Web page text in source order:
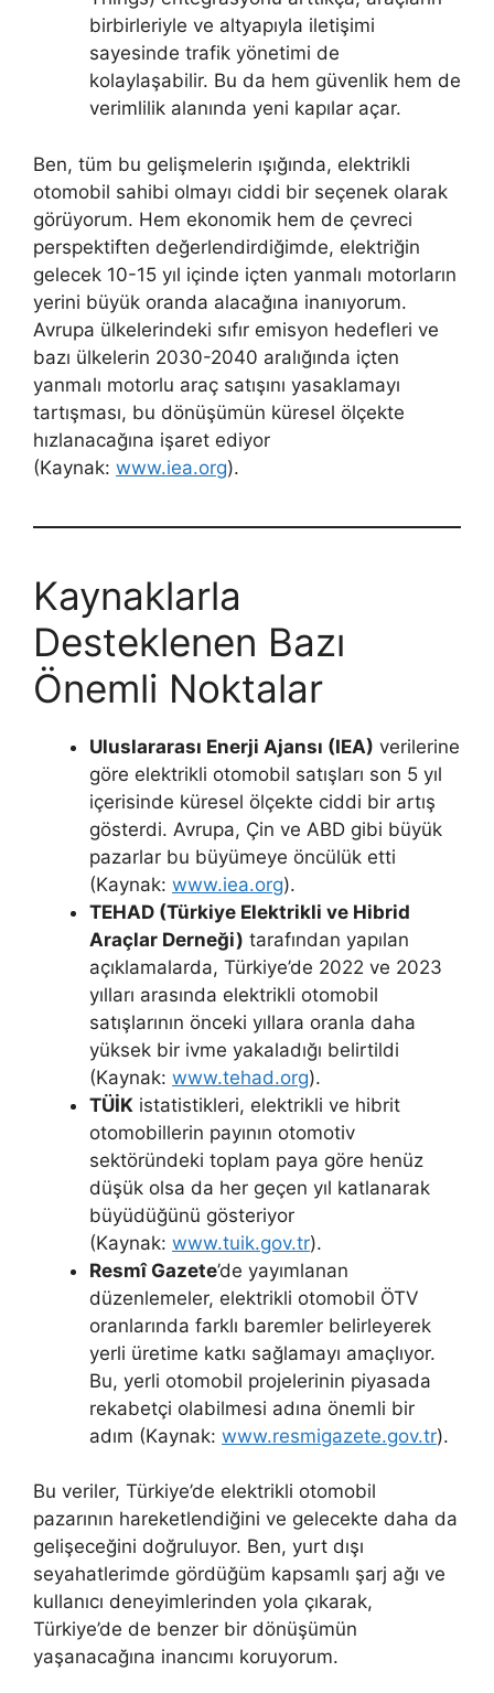
birbirleriyle ve altyapıyla iletişimi
sayesinde trafik yönetimi de
kolaylaşabilir. Bu da hem güvenlik hem de
verimlilik alanında yeni kapılar açar.
Ben, tüm bu gelişmelerin ışığında, elektrikli
otomobil sahibi olmayı ciddi bir seçenek olarak
görüyorum. Hem ekonomik hem de çevreci
perspektiften değerlendirdiğimde, elektriğin
gelecek 10-15 yıl içinde içten yanmalı motorların
yerini büyük oranda alacağına inanıyorum.
Avrupa ülkelerindeki sıfır emisyon hedefleri ve
bazı ülkelerin 2030-2040 aralığında içten
yanmalı motorlu araç satışını yasaklamayı
tartışması, bu dönüşümün küresel ölçekte
hızlanacağına işaret ediyor
(Kaynak: www.iea.org).
Kaynaklarla
Desteklenen Bazı
Önemli Noktalar
Uluslararası Enerji Ajansı (IEA) verilerine
göre elektrikli otomobil satışları son 5 yıl
içerisinde küresel ölçekte ciddi bir artış
gösterdi. Avrupa, Çin ve ABD gibi büyük
pazarlar bu büyümeye öncülük etti
(Kaynak: www.iea.org).
TEHAD (Türkiye Elektrikli ve Hibrid
Araçlar Derneği) tarafından yapılan
açıklamalarda, Türkiye’de 2022 ve 2023
yılları arasında elektrikli otomobil
satışlarının önceki yıllara oranla daha
yüksek bir ivme yakaladığı belirtildi
(Kaynak: www.tehad.org).
TÜİK istatistikleri, elektrikli ve hibrit
otomobillerin payının otomotiv
sektöründeki toplam paya göre henüz
düşük olsa da her geçen yıl katlanarak
büyüdüğünü gösteriyor
(Kaynak: www.tuik.gov.tr).
Resmî Gazete’de yayımlanan
düzenlemeler, elektrikli otomobil ÖTV
oranlarında farklı baremler belirleyerek
yerli üretime katkı sağlamayı amaçlıyor.
Bu, yerli otomobil projelerinin piyasada
rekabetçi olabilmesi adına önemli bir
adım (Kaynak: www.resmigazete.gov.tr).
Bu veriler, Türkiye’de elektrikli otomobil
pazarının hareketlendiğini ve gelecekte daha da
gelişeceğini doğruluyor. Ben, yurt dışı
seyahatlerimde gördüğüm kapsamlı şarj ağı ve
kullanıcı deneyimlerinden yola çıkarak,
Türkiye’de de benzer bir dönüşümün
yaşanacağına inancımı koruyorum.